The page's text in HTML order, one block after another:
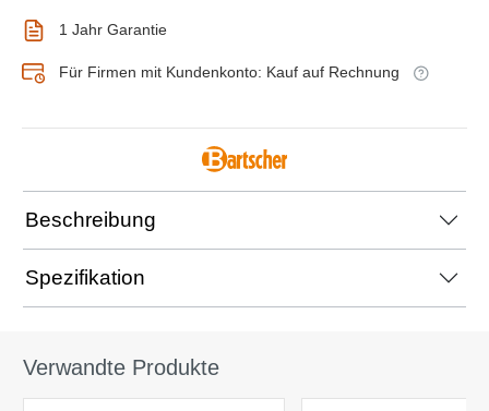
1 Jahr Garantie
Für Firmen mit Kundenkonto: Kauf auf Rechnung
Beschreibung
Spezifikation
Verwandte Produkte